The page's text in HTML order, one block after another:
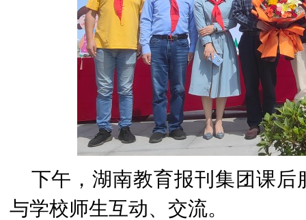
下午，湖南教育报刊集团课
与学校师生互动、交流。